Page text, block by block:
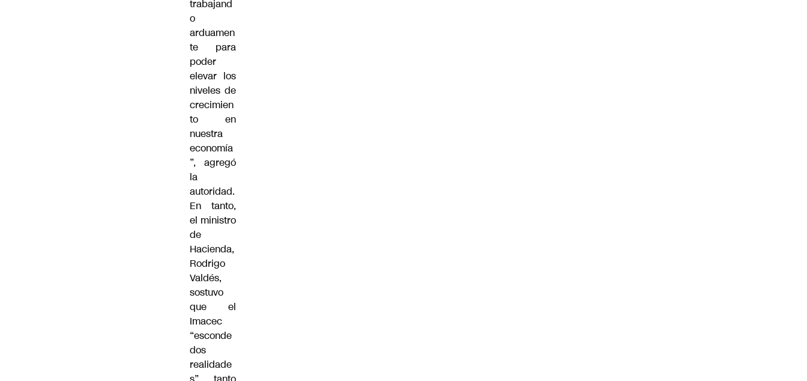
trabajand
o
arduamen
te para
poder
elevar los
niveles de
crecimien
to en
nuestra
economía
”, agregó
la
autoridad.
En tanto,
el ministro
de
Hacienda,
Rodrigo
Valdés,
sostuvo
que el
Imacec
“esconde
dos
realidade